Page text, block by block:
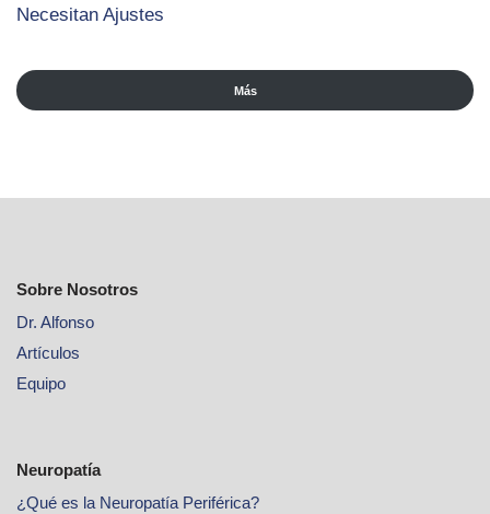
Necesitan Ajustes
Más
Sobre Nosotros
Dr. Alfonso
Artículos
Equipo
Neuropatía
¿Qué es la Neuropatía Periférica?